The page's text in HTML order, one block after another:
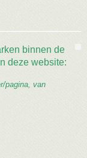
binnen de
deze website:
pagina, van